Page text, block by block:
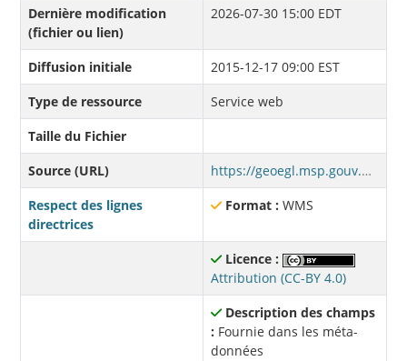
Dernière modification
(fichier ou lien)
2026-07-30 15:00 EDT
Diffusion initiale
2015-12-17 09:00 EST
Type de ressource
Service web
Taille du Fichier
Source (URL)
https://geoegl.msp.gouv.qc.ca/apis/wss/complet.fcgi?request=getcapabilities&service=wms&version=1.3.0
Respect des lignes
directrices
Format : WMS
Licence :
Attribution (CC-BY 4.0)
Description des champs
: Fournie dans les méta-
données